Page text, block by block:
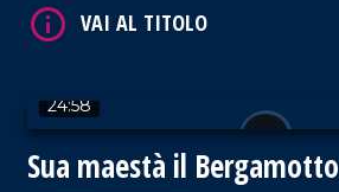
Miceli.
24:58
Sua maestà il Bergamotto